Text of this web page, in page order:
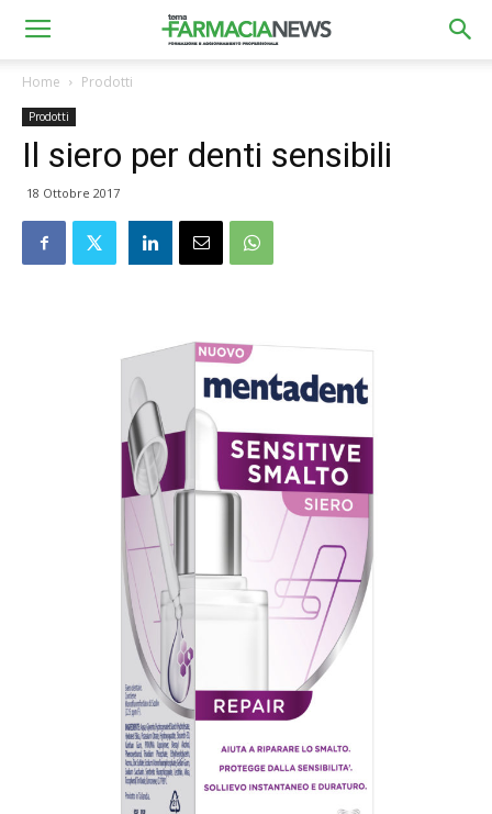
Home Prodotti
Prodotti
Il siero per denti sensibili
18 Ottobre 2017